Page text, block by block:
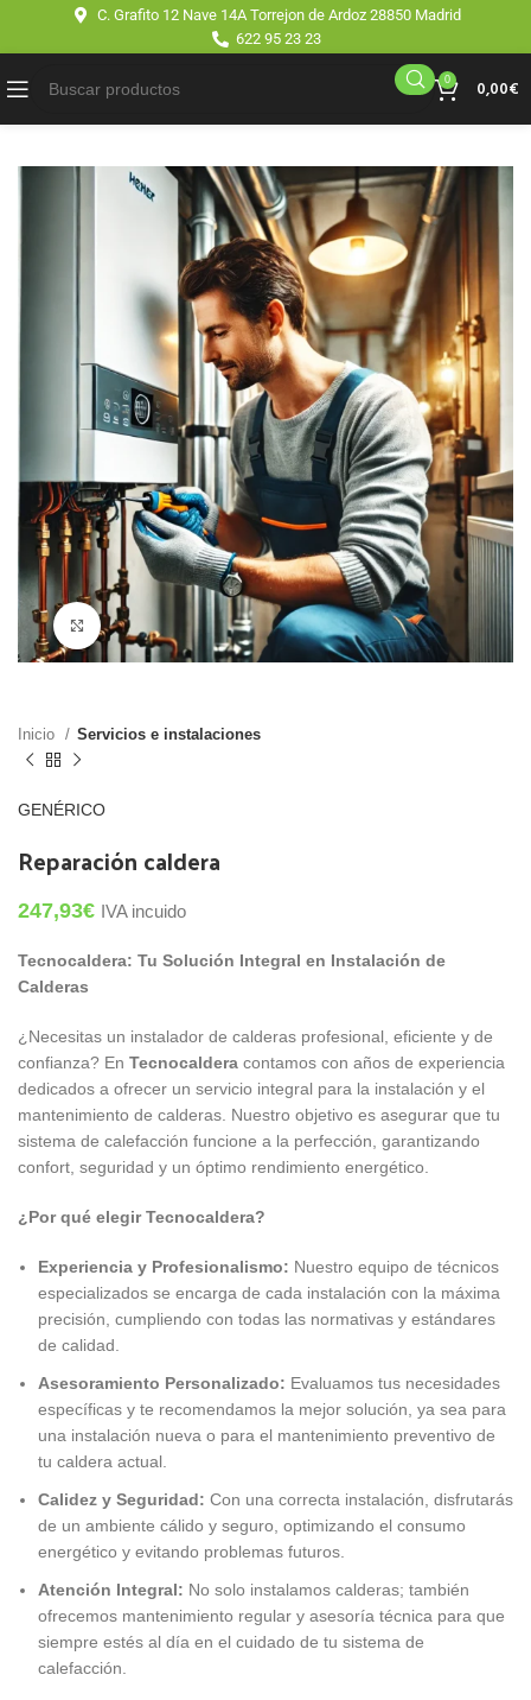
C. Grafito 12 Nave 14A Torrejon de Ardoz 28850 Madrid
622 95 23 23
0 0,00€
Click para agrandar
Inicio Servicios e instalaciones
GENÉRICO
Reparación caldera
247,93€ IVA incuido
Tecnocaldera: Tu Solución Integral en Instalación de
Calderas
¿Necesitas un instalador de calderas profesional, eficiente y de
confianza? En Tecnocaldera contamos con años de experiencia
dedicados a ofrecer un servicio integral para la instalación y el
mantenimiento de calderas. Nuestro objetivo es asegurar que tu
sistema de calefacción funcione a la perfección, garantizando
confort, seguridad y un óptimo rendimiento energético.
¿Por qué elegir Tecnocaldera?
Experiencia y Profesionalismo: Nuestro equipo de técnicos
especializados se encarga de cada instalación con la máxima
precisión, cumpliendo con todas las normativas y estándares
de calidad.
Asesoramiento Personalizado: Evaluamos tus necesidades
específicas y te recomendamos la mejor solución, ya sea para
una instalación nueva o para el mantenimiento preventivo de
tu caldera actual.
Calidez y Seguridad: Con una correcta instalación, disfrutarás
de un ambiente cálido y seguro, optimizando el consumo
energético y evitando problemas futuros.
Atención Integral: No solo instalamos calderas; también
ofrecemos mantenimiento regular y asesoría técnica para que
siempre estés al día en el cuidado de tu sistema de
calefacción.